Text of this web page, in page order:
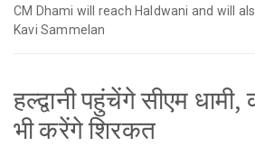
CM Dhami will reach Haldwani and will
Kavi Sammelan
हल्द्वानी पहुंचेंगे सीएम
भी करेंगे शिरकत